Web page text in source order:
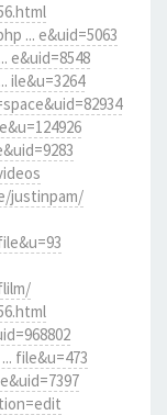
... e&uid=5063
e&uid=8548
ile&u=3264
justinpam/
file&u=473